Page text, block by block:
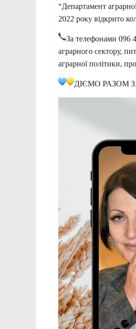
“Департамент
2022 року відкрито
За телефонами 096
аграрного сектору,
аграрної політики,
ДІЄМО РАЗОМ